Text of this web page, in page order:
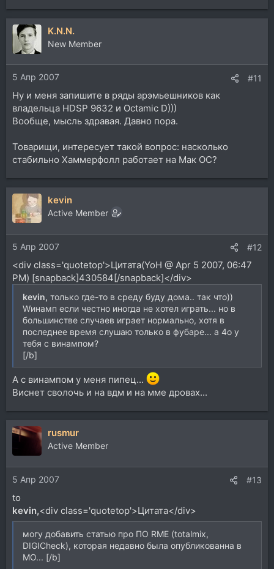
K.N.N.
New Member
5 Апр 2007 #11
Ну и меня запишите в ряды арэмьешников как
владельца HDSP 9632 и Octamic D)))
Вообще, мысль здравая. Давно пора.
Товарищи, интересует такой вопрос: насколько
стабильно Хаммерфолл работает на Мак ОС?
kevin
Active Member
5 Апр 2007 #12
<div class='quotetop'>Цитата(YoH @ Apr 5 2007, 06:47
PM) [snapback]430584[/snapback]</div>
kevin, только где-то в среду буду дома.. так что))
Wинамп если честно иногда не хотел играть... но в
большинстве случаев играет нормально, хотя в
последнее время слушаю только в фубаре... а 4о у
тебя с винампом?
[/b]
А с винампом у меня пипец...
Виснет сволочь и на вдм и на мме дровах...
rusmur
Active Member
5 Апр 2007 #13
to
kevin,<div class='quotetop'>Цитата</div>
могу добавить статью про ПО RME (totalmix,
DIGICheck), которая недавно была опубликованна в
МО... [/b]